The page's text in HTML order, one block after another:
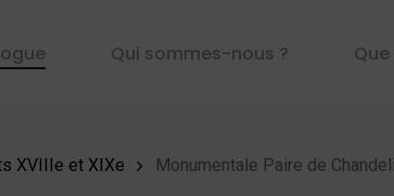
Qui sommes-nous ?
XVIIIe et XIXe Monumentale Paire de